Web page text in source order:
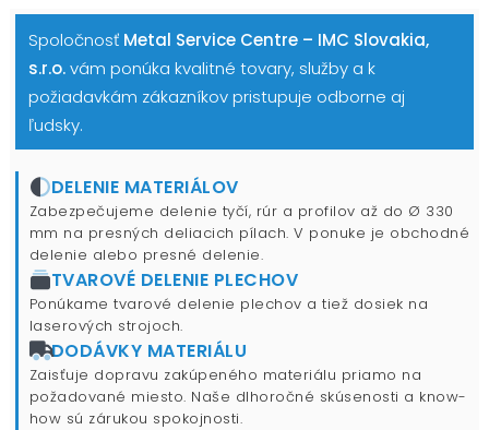
Spoločnosť Metal Service Centre – IMC Slovakia,
s.r.o.vám ponúka kvalitné tovary, služby a k
požiadavkám zákazníkov pristupuje odborne aj
ľudsky.
DELENIE MATERIÁLOV
Zabezpečujeme delenie tyčí, rúr a profilov až do Ø 330
mm na presných deliacich pílach. V ponuke je obchodné
delenie alebo presné delenie.
TVAROVÉ DELENIE PLECHOV
Ponúkame tvarové delenie plechov a tiež dosiek na
laserových strojoch.
DODÁVKY MATERIÁLU
Zaisťuje dopravu zakúpeného materiálu priamo na
požadované miesto. Naše dlhoročné skúsenosti a know-
how sú zárukou spokojnosti.